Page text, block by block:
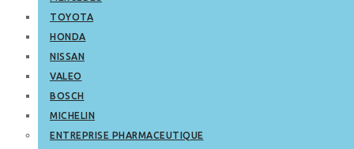
TOYOTA
HONDA
NISSAN
VALEO
BOSCH
MICHELIN
ENTREPRISE PHARMACEUTIQUE